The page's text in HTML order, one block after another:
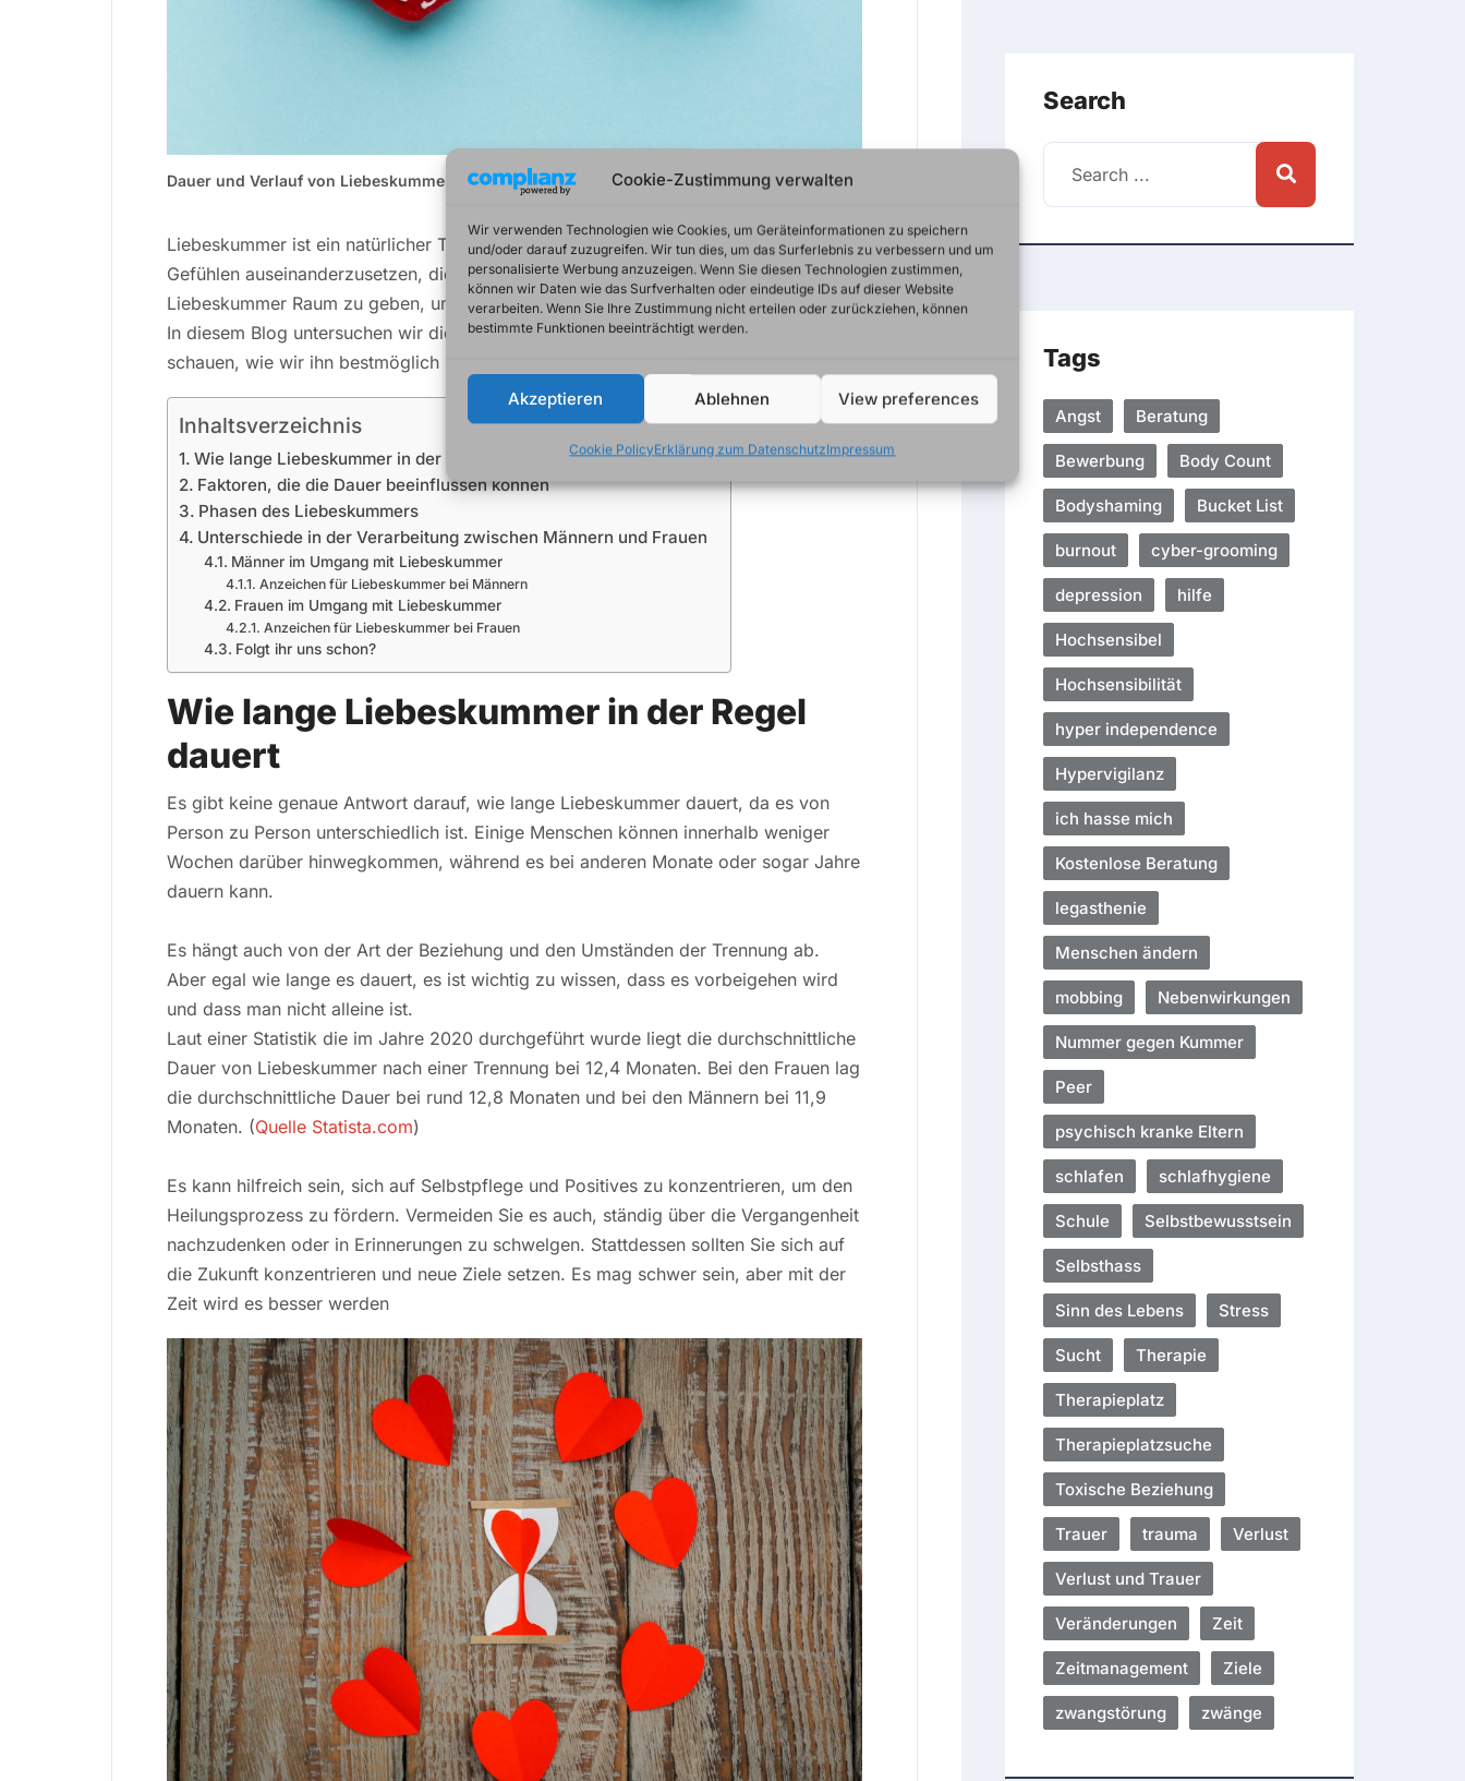
Cookie-Zustimmung verwalten
Wir verwenden Technologien wie Cookies, um Geräteinformationen zu speichern
und/oder darauf zuzugreifen. Wir tun dies, um das Surferlebnis zu verbessern und um
personalisierte Werbung anzuzeigen. Wenn Sie diesen Technologien zustimmen,
können wir Daten wie das Surfverhalten oder eindeutige IDs auf dieser Website
verarbeiten. Wenn Sie Ihre Zustimmung nicht erteilen oder zurückziehen, können
bestimmte Funktionen beeinträchtigt werden.
Akzeptieren Ablehnen View preferences
Cookie PolicyErklärung zum DatenschutzImpressum
Dauer und Verlauf von Liebeskummer
Liebeskummer ist ein natürlicher Teil des Lebens. Es ist nicht leicht, sich mit all den
Gefühlen auseinanderzusetzen, die sie begleiten, aber es ist wichtig, dem
Liebeskummer Raum zu geben, um zu heilen und zu wachsen.
In diesem Blog untersuchen wir die Dauer und den Verlauf von Liebeskummer und
schauen, wie wir ihn bestmöglich überwinden können.
Inhaltsverzeichnis
Wie lange Liebeskummer in der Regel dauert
Faktoren, die die Dauer beeinflussen können
Phasen des Liebeskummers
Unterschiede in der Verarbeitung zwischen Männern und Frauen
Männer im Umgang mit Liebeskummer
Anzeichen für Liebeskummer bei Männern
Frauen im Umgang mit Liebeskummer
Anzeichen für Liebeskummer bei Frauen
Folgt ihr uns schon?
Wie lange Liebeskummer in der Regel
dauert
Es gibt keine genaue Antwort darauf, wie lange Liebeskummer dauert, da es von
Person zu Person unterschiedlich ist. Einige Menschen können innerhalb weniger
Wochen darüber hinwegkommen, während es bei anderen Monate oder sogar Jahre
dauern kann.
Es hängt auch von der Art der Beziehung und den Umständen der Trennung ab.
Aber egal wie lange es dauert, es ist wichtig zu wissen, dass es vorbeigehen wird
und dass man nicht alleine ist.
Laut einer Statistik die im Jahre 2020 durchgeführt wurde liegt die durchschnittliche
Dauer von Liebeskummer nach einer Trennung bei 12,4 Monaten. Bei den Frauen lag
die durchschnittliche Dauer bei rund 12,8 Monaten und bei den Männern bei 11,9
Monaten. (Quelle Statista.com)
Es kann hilfreich sein, sich auf Selbstpflege und Positives zu konzentrieren, um den
Heilungsprozess zu fördern. Vermeiden Sie es auch, ständig über die Vergangenheit
nachzudenken oder in Erinnerungen zu schwelgen. Stattdessen sollten Sie sich auf
die Zukunft konzentrieren und neue Ziele setzen. Es mag schwer sein, aber mit der
Zeit wird es besser werden
Search
Tags
Angst Beratung
Bewerbung Body Count
Bodyshaming Bucket List
burnout cyber-grooming
depression hilfe
Hochsensibel
Hochsensibilität
hyper independence
Hypervigilanz
ich hasse mich
Kostenlose Beratung
legasthenie
Menschen ändern
mobbing Nebenwirkungen
Nummer gegen Kummer
Peer
psychisch kranke Eltern
schlafen schlafhygiene
Schule Selbstbewusstsein
Selbsthass
Sinn des Lebens Stress
Sucht Therapie
Therapieplatz
Therapieplatzsuche
Toxische Beziehung
Trauer trauma Verlust
Verlust und Trauer
Veränderungen Zeit
Zeitmanagement Ziele
zwangstörung zwänge